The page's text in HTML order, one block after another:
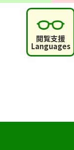
閲覧支援
Languages